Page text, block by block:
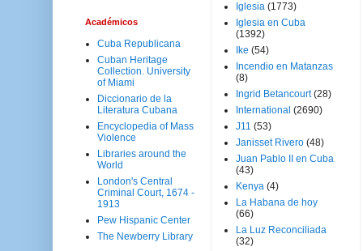
Académicos
Cuba Republicana
Cuban Heritage
Collection. University
of Miami
Diccionario de la
Literatura Cubana
Encyclopedia of Mass
Violence
Libraries around the
World
London's Central
Criminal Court, 1674 -
1913
Pew Hispanic Center
The Newberry Library
Iglesia (1773)
Iglesia en Cuba
(1392)
Ike (54)
Incendio en Matanzas
(8)
Ingrid Betancourt (28)
International (2690)
J11 (53)
Janisset Rivero (48)
Juan Pablo II en Cuba
(43)
Kenya (4)
La Habana de hoy
(66)
La Luz Reconciliada
(32)